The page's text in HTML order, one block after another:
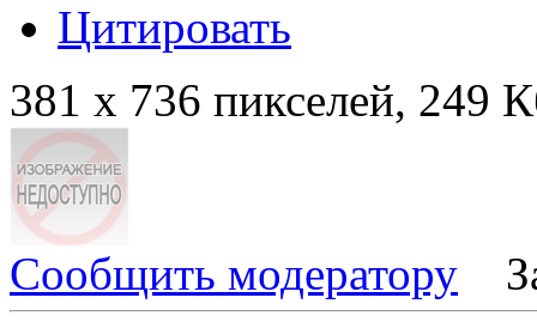
Цитировать
381 x 736 пикселей, 249
Сообщить модератору